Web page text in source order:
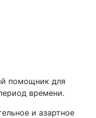
помощник для
времени.
и азартное